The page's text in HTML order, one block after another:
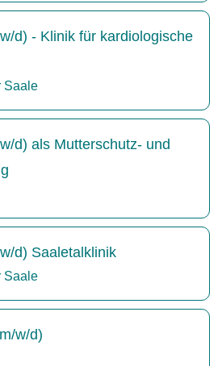
d) - Klinik für kardiologische
Saale
d) als Mutterschutz- und
d) Saaletalklinik
Saale
w/d)